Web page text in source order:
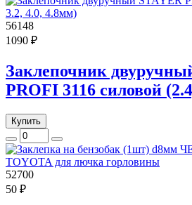
56148
1090 ₽
Заклепочник
PROFI 3116 силовой
Купить
52700
50 ₽